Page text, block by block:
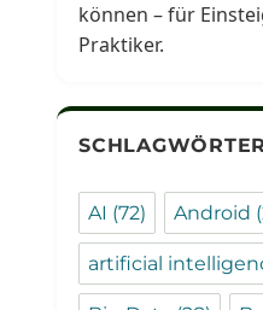
können – für
Praktiker.
SCHLAGWÖRTER
AI (72) Android
artificial